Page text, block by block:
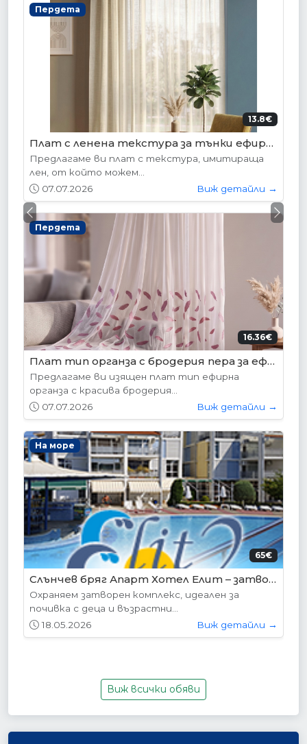
Пердета
13.8€
Плат с ленена текстура за тънки ефирни пердета, код-36048-001
Предлагаме ви плат с текстура, имитираща
лен, от който можем...
07.07.2026
Виж детайли →
Пердета
16.36€
Плат тип органза с бродерия пера за ефирни тънки пердета, код-15319-V-5
Предлагаме ви изящен плат тип ефирна
органза с красива бродерия...
07.07.2026
Виж детайли →
На море
65€
Слънчев бряг Апарт Хотел Елит – затворен комплекс с охрана
Охраняем затворен комплекс, идеален за
почивка с деца и възрастни...
18.05.2026
Виж детайли →
Previous Next
Виж всички обяви